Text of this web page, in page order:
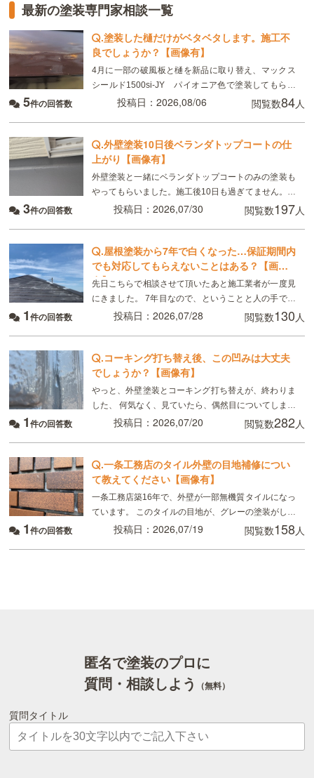
匿名で塗装のプロに
質問・相談しよう （無料）
質問タイトル
最新の塗装専門家相談一覧
.塗装した樋だけがベタベタします。施工不
良でしょうか？【画像有】
4月に一部の破風板と樋を新品に取り替え、マックス
シールド1500si-JY パイオニア色で塗装してもらい
ました。 8月現在、樋がベタベタして小さい虫が張り
5件の回答数 投稿日：2026,08/06 閲覧数84人
.外壁塗装10日後ベランダトップコートの仕
上がり【画像有】
外壁塗装と一緒にベランダトップコートのみの塗装も
やってもらいました。施工後10日も過ぎてません。こ
れは普通ですか？
3件の回答数 投稿日：2026,07/30 閲覧数197人
.屋根塗装から7年で白くなった…保証期間内
でも対応してもらえないことはある？【画像
有】
先日こちらで相談させて頂いたあと施工業者が一度見
にきました。 7年目なので、ということと人の手で塗
るのでどうしてもムラはできる、板金部分はやはり経
1件の回答数 投稿日：2026,07/28 閲覧数130人
.コーキング打ち替え後、この凹みは大丈夫
でしょうか？【画像有】
やっと、外壁塗装とコーキング打ち替えが、終わりま
した、 何気なく、見ていたら、偶然目についてしまっ
たのですが、 画像のように コーキングの端にマイナ
1件の回答数 投稿日：2026,07/20 閲覧数282人
.一条工務店のタイル外壁の目地補修につい
て教えてください【画像有】
一条工務店築16年で、外壁が一部無機質タイルになっ
ています。 このタイルの目地が、グレーの塗装がして
あるのですが、かなり禿げてしまっていてるので補修
1件の回答数 投稿日：2026,07/19 閲覧数158人